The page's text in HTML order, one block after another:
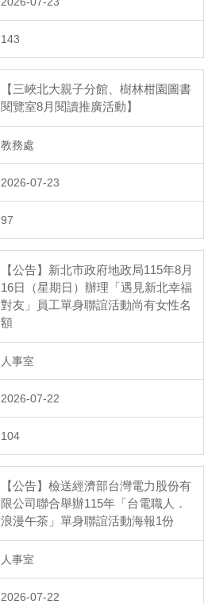
143
【三峽北大親子分館、樹林柑園圖書
閱覽室8月閱讀推廣活動】
教務處
2026-07-23
97
【公告】新北市政府地政局115年8月
16日（星期日）辦理「遇見新北幸福
對友」員工單身聯誼活動尚有女性名
額
人事室
2026-07-22
104
【公告】檢送經濟部台灣電力股份有
限公司聯合舉辦115年「台電職人．
浪漫午茶」單身聯誼活動海報1份
人事室
2026-07-22